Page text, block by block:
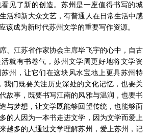
见了新的创造。苏州是一座值得书写的城
活和新大众文艺，有普通人在日常生活中感
该成为新时代苏州文学的重要写作资源。
、江苏省作家协会主席毕飞宇的心中，自古
就有书卷气，苏州文学周更好地将文学资
州，让它们在这块风水宝地上更具苏州特
我们既要关注历史深处的文化记忆，也要关
故事，既要书写江南的风雅与温润，也要书
与梦想，让文学既能够回望传统，也能够面
的人因为一本书走进文学，因为文学而爱上
越多的人通过文学理解苏州，爱上苏州，记